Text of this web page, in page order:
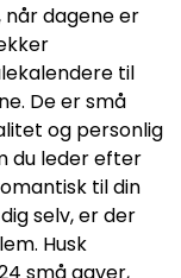
dagene er
til
De er små
og personlig
du leder efter
til din
selv, er der
Husk
små gaver,